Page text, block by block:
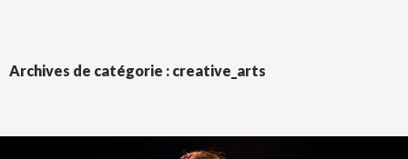
Archives de catégorie : creative_arts